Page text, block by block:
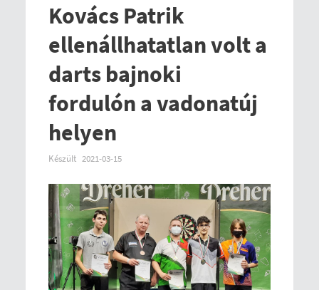
Kovács Patrik
ellenállhatatlan volt a
darts bajnoki
fordulón a vadonatúj
helyen
Készült 2021-03-15